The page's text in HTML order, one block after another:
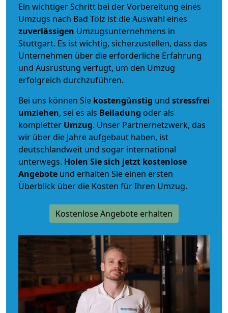
Ein wichtiger Schritt bei der Vorbereitung eines
Umzugs nach Bad Tölz ist die Auswahl eines
zuverlässigen Umzugsunternehmens in
Stuttgart. Es ist wichtig, sicherzustellen, dass das
Unternehmen über die erforderliche Erfahrung
und Ausrüstung verfügt, um den Umzug
erfolgreich durchzuführen.
Bei uns können Sie kostengünstig und stressfrei
umziehen, sei es als Beiladung oder als
kompletter Umzug. Unser Partnernetzwerk, das
wir über die Jahre aufgebaut haben, ist
deutschlandweit und sogar international
unterwegs. Holen Sie sich jetzt kostenlose
Angebote und erhalten Sie einen ersten
Überblick über die Kosten für Ihren Umzug.
Kostenlose Angebote erhalten